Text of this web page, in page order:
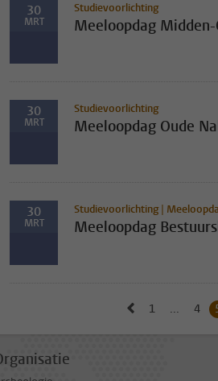
30
MRT
Studievoorlichting
Meeloopdag
30
MRT
Studievoorlichting
Meeloopdag Oude
30
MRT
Studievoorlichting |
Meeloopdag
Naar vorige
Naar eerste
1 ... 4